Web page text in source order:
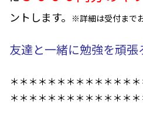
ントします。
※詳細は受付まで
友達と一緒に勉強を頑張
＊＊＊＊＊＊＊＊＊＊＊＊＊
＊＊＊＊＊＊＊＊＊＊＊＊＊